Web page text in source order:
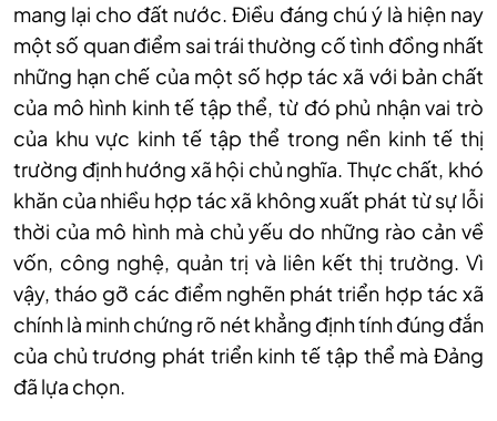
mang lại cho đất nước. Điều đáng chú ý là hiện nay
một số quan điểm sai trái thường cố tình đồng nhất
những hạn chế của một số hợp tác xã với bản chất
của mô hình kinh tế tập thể, từ đó phủ nhận vai trò
của khu vực kinh tế tập thể trong nền kinh tế thị
trường định hướng xã hội chủ nghĩa. Thực chất, khó
khăn của nhiều hợp tác xã không xuất phát từ sự lỗi
thời của mô hình mà chủ yếu do những rào cản về
vốn, công nghệ, quản trị và liên kết thị trường. Vì
vậy, tháo gỡ các điểm nghẽn phát triển hợp tác xã
chính là minh chứng rõ nét khẳng định tính đúng đắn
của chủ trương phát triển kinh tế tập thể mà Đảng
đã lựa chọn.